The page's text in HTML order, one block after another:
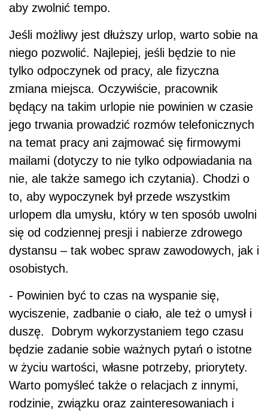
aby zwolnić tempo.
Jeśli możliwy jest dłuższy urlop, warto sobie na
niego pozwolić. Najlepiej, jeśli będzie to nie
tylko odpoczynek od pracy, ale fizyczna
zmiana miejsca. Oczywiście, pracownik
będący na takim urlopie nie powinien w czasie
jego trwania prowadzić rozmów telefonicznych
na temat pracy ani zajmować się firmowymi
mailami (dotyczy to nie tylko odpowiadania na
nie, ale także samego ich czytania). Chodzi o
to, aby wypoczynek był przede wszystkim
urlopem dla umysłu, który w ten sposób uwolni
się od codziennej presji i nabierze zdrowego
dystansu – tak wobec spraw zawodowych, jak i
osobistych.
- Powinien być to czas na wyspanie się,
wyciszenie, zadbanie o ciało, ale też o umysł i
duszę. Dobrym wykorzystaniem tego czasu
będzie zadanie sobie ważnych pytań o istotne
w życiu wartości, własne potrzeby, priorytety.
Warto pomyśleć także o relacjach z innymi,
rodzinie, związku oraz zainteresowaniach i